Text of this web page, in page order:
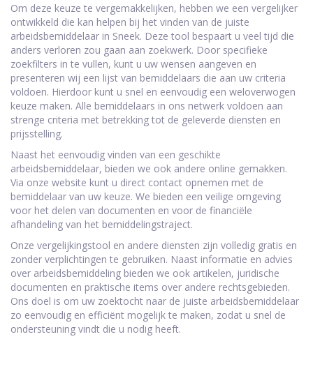
Om deze keuze te vergemakkelijken, hebben we een vergelijker
ontwikkeld die kan helpen bij het vinden van de juiste
arbeidsbemiddelaar in Sneek. Deze tool bespaart u veel tijd die
anders verloren zou gaan aan zoekwerk. Door specifieke
zoekfilters in te vullen, kunt u uw wensen aangeven en
presenteren wij een lijst van bemiddelaars die aan uw criteria
voldoen. Hierdoor kunt u snel en eenvoudig een weloverwogen
keuze maken. Alle bemiddelaars in ons netwerk voldoen aan
strenge criteria met betrekking tot de geleverde diensten en
prijsstelling.
Naast het eenvoudig vinden van een geschikte
arbeidsbemiddelaar, bieden we ook andere online gemakken.
Via onze website kunt u direct contact opnemen met de
bemiddelaar van uw keuze. We bieden een veilige omgeving
voor het delen van documenten en voor de financiële
afhandeling van het bemiddelingstraject.
Onze vergelijkingstool en andere diensten zijn volledig gratis en
zonder verplichtingen te gebruiken. Naast informatie en advies
over arbeidsbemiddeling bieden we ook artikelen, juridische
documenten en praktische items over andere rechtsgebieden.
Ons doel is om uw zoektocht naar de juiste arbeidsbemiddelaar
zo eenvoudig en efficiënt mogelijk te maken, zodat u snel de
ondersteuning vindt die u nodig heeft.